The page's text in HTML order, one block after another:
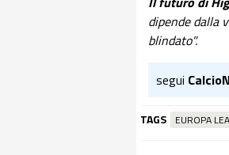
dipende dalla
blindato".
segui
TAGS EUROPA